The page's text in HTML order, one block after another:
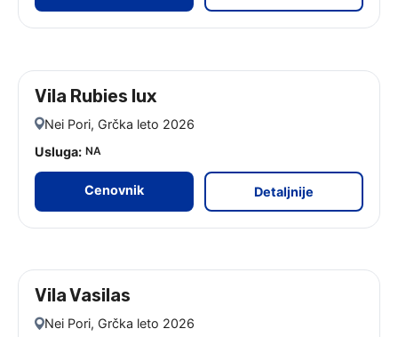
Vila Rubies lux
Nei Pori, Grčka leto 2026
Usluga: NA
Cenovnik Detaljnije
Vila Vasilas
Nei Pori, Grčka leto 2026